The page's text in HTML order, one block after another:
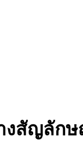
งสัญลัก